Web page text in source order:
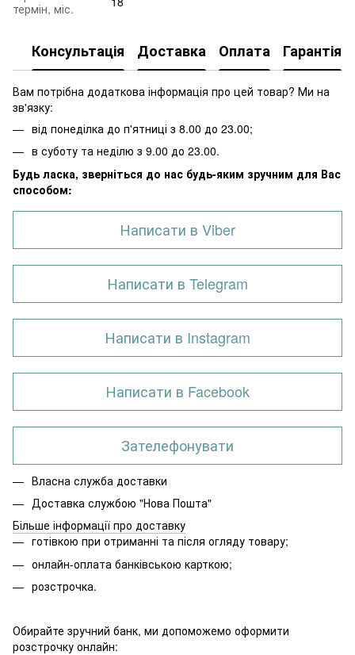
термін, міс.
Консультація Доставка Оплата Гарантія
Вам потрібна додаткова інформація про цей товар? Ми на
зв'язку:
від понеділка до п'ятниці з 8.00 до 23.00;
в суботу та неділю з 9.00 до 23.00.
Будь ласка, зверніться до нас будь-яким зручним для Вас
способом:
Написати в Viber
Написати в Telegram
Написати в Instagram
Написати в Facebook
Зателефонувати
Власна служба доставки
Доставка службою "Нова Пошта"
Більше інформації про доставку
готівкою при отриманні та після огляду товару;
онлайн-оплата банківською карткою;
розстрочка.
Обирайте зручний банк, ми допоможемо оформити
розстрочку онлайн: